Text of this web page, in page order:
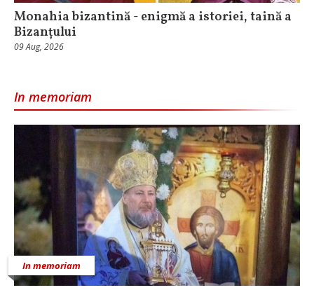
Monahia bizantină - enigmă a istoriei, taină a
Bizanțului
09 Aug, 2026
In memoriam
In memoriam